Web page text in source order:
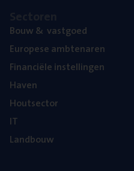
Bouw& vastgoed
Euro­pe­se ambtenaren
Finan­ci­ë­le instellingen
Haven
Hout­sec­tor
IT
Land­bouw